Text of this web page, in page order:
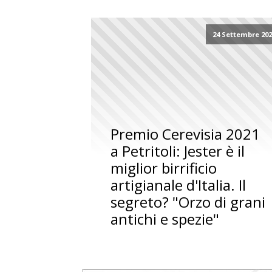
24 Settembre
Premio Cerevisia 2021
a Petritoli: Jester è il
miglior birrificio
artigianale d'Italia. Il
segreto? "Orzo di grani
antichi e spezie"